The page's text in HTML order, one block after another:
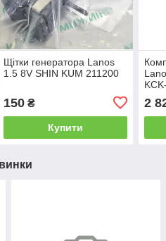
Щітки генератора Lanos
1.5 8V SHIN KUM 211200
150₴
Купити
2